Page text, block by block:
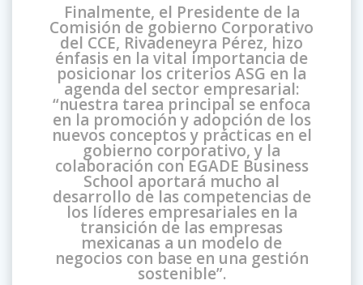
Finalmente, el Presidente de la
Comisión de gobierno Corporativo
del CCE, Rivadeneyra Pérez, hizo
énfasis en la vital importancia de
posicionar los criterios ASG en la
agenda del sector empresarial:
“nuestra tarea principal se enfoca
en la promoción y adopción de los
nuevos conceptos y prácticas en el
gobierno corporativo, y la
colaboración con EGADE Business
School aportará mucho al
desarrollo de las competencias de
los líderes empresariales en la
transición de las empresas
mexicanas a un modelo de
negocios con base en una gestión
sostenible”.